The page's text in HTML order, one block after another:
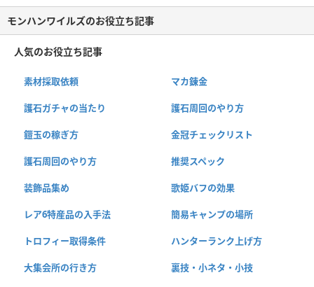
モンハンワイルズのお役立ち記事
人気のお役立ち記事
素材採取依頼 マカ錬金
護石ガチャの当たり 護石周回のやり方
鎧玉の稼ぎ方 金冠チェックリスト
護石周回のやり方 推奨スペック
装飾品集め 歌姫バフの効果
レア6特産品の入手法 簡易キャンプの場所
トロフィー取得条件 ハンターランク上げ方
大集会所の行き方 裏技・小ネタ・小技